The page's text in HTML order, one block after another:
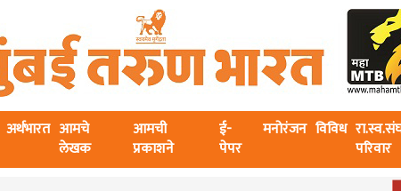
अर्थभारत आमचे
लेखक
आमची
प्रकाशने
ई-
पेपर
मनोरंजन विविध
परिवार